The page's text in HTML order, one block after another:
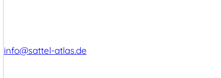
info@sattel-atlas.de